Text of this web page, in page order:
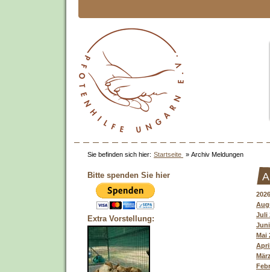
Sie befinden sich hier: Startseite » Archiv Meldungen
Bitte spenden Sie hier
Extra Vorstellung:
2026
Juli
Mai